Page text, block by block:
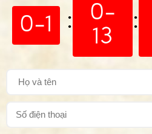
0-1 :
0-
13
: